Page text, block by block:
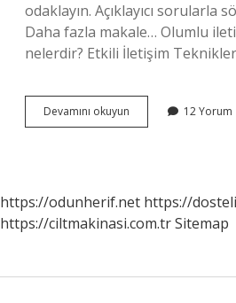
odaklayın. Açıklayıcı sorularla
Daha fazla makale… Olumlu
nelerdir? Etkili İletişim
Devamını okuyun İLetişimi
Olumlu
12 Yorum
https://odunherif.net https://
https://ciltmakinasi.com.trSitemap